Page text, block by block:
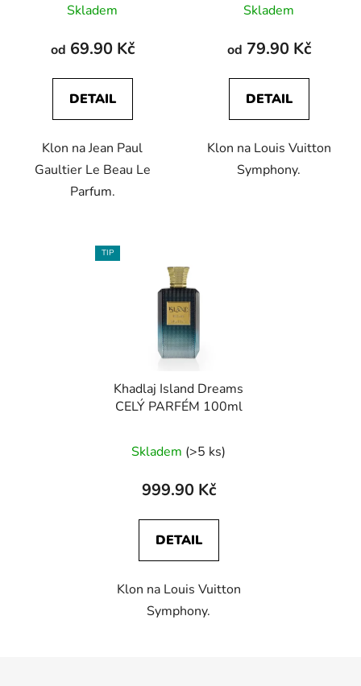
Skladem
od 69.90 Kč
DETAIL
Klon na Jean Paul
Gaultier Le Beau Le
Parfum.
Skladem
od 79.90 Kč
DETAIL
Klon na Louis Vuitton
Symphony.
TIP
Khadlaj Island Dreams
CELÝ PARFÉM 100ml
Skladem (>5 ks)
999.90 Kč
DETAIL
Klon na Louis Vuitton
Symphony.